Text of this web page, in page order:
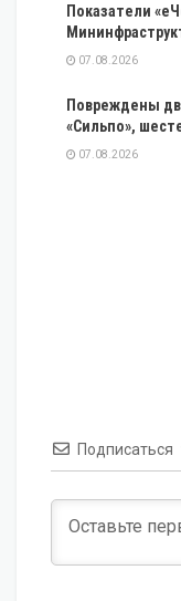
Показатели
07.08.2026
Повреждены
«Сильпо»,
07.08.2026
Подписаться